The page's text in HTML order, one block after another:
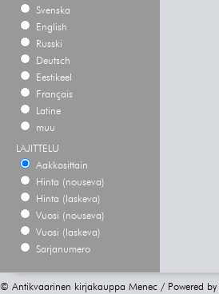
Svenska
English
Russki
Deutsch
Eestikeel
Français
Latine
muu
LAJITTELU
Aakkosittain
Hinta (nouseva)
Hinta (laskeva)
Vuosi (nouseva)
Vuosi (laskeva)
Sarjanumero
© Antikvaarinen kirjakauppa Menec / Powered by